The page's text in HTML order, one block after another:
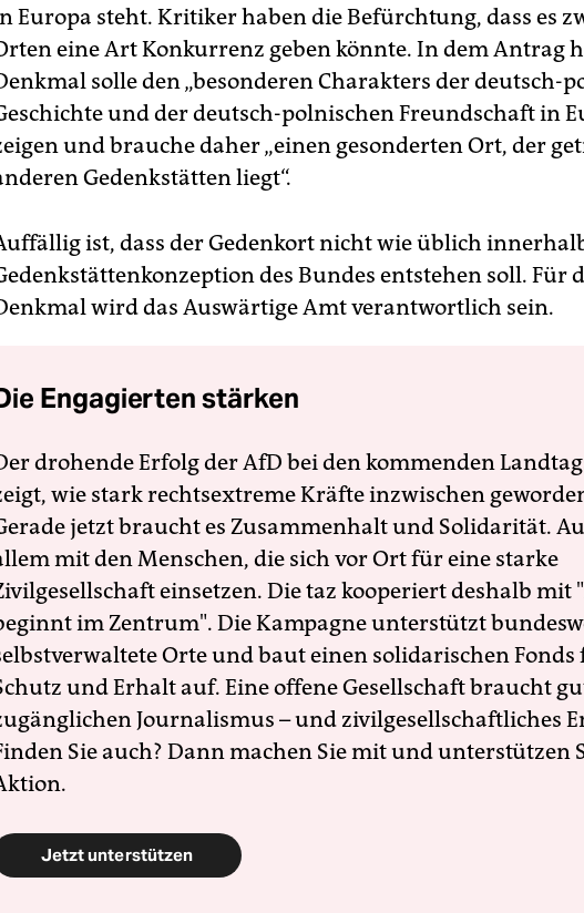
Europa steht. Kritiker haben die Befürchtung, dass es
eine Art Konkurrenz geben könnte. In dem Antrag
solle den „besonderen Charakters der deutsch-
und der deutsch-polnischen Freundschaft in
und brauche daher „einen gesonderten Ort, der
Gedenkstätten liegt“.
ist, dass der Gedenkort nicht wie üblich
des Bundes entstehen soll. Für
wird das Auswärtige Amt verantwortlich sein.
Engagierten stärken
drohende Erfolg der AfD bei den kommenden
wie stark rechtsextreme Kräfte inzwischen
jetzt braucht es Zusammenhalt und Solidarität.
mit den Menschen, die sich vor Ort für eine starke
einsetzen. Die taz kooperiert deshalb mit
im Zentrum". Die Kampagne unterstützt
Orte und baut einen solidarischen
und Erhalt auf. Eine offene Gesellschaft braucht
Journalismus – und zivilgesellschaftliches
Sie auch? Dann machen Sie mit und unterstützen
Jetzt unterstützen